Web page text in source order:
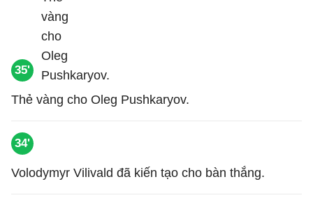
35'
Thẻ vàng cho Oleg Pushkaryov.
34'
Volodymyr Vilivald đã kiến tạo cho bàn thắng.